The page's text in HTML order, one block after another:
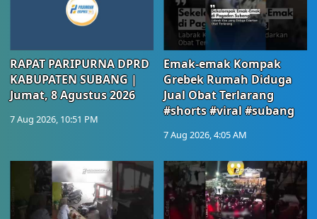
RAPAT PARIPURNA DPRD
KABUPATEN SUBANG |
Jumat, 8 Agustus 2026
7 Aug 2026, 10:51 PM
Emak-emak Kompak
Grebek Rumah Diduga
Jual Obat Terlarang
#shorts #viral #subang
7 Aug 2026, 4:05 AM